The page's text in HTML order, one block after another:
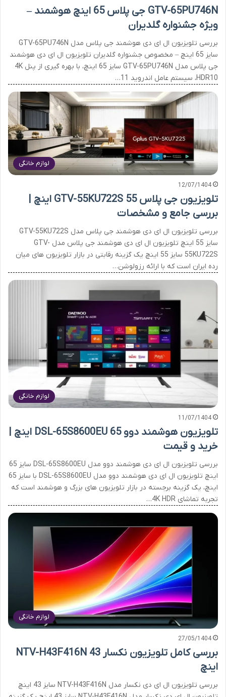
GTV-65PU746N جی پلاس 65 اینچ هوشمند –
ویژه جشنواره گلدیران
بررسی تلویزیون ال ای دی هوشمند جی پلاس مدل GTV-65PU746N
سایز 65 اینچ – مخصوص جشنواره گلدیران تلویزیون ال ای دی هوشمند
جی پلاس مدل GTV-65PU746N سایز 65 اینچ، با بهره گیری از پنل 4K
HDR10، سیستم عامل اندروید 11…
لوازم خانگی
12/07/1404
تلویزیون جی پلاس GTV-55KU722S 55 اینچ |
بررسی جامع و مشخصات
بررسی تلویزیون ال ای دی هوشمند جی پلاس مدل GTV-55KU722S
سایز 55 اینچ تلویزیون ال ای دی هوشمند جی پلاس مدل GTV-
55KU722S سایز 55 اینچ یک گزینه رقابتی در بازار تلویزیون های میان
رده ایران است که با ارائه رزولوشن…
لوازم خانگی
11/07/1404
تلویزیون هوشمند دوو DSL-65S8600EU 65 اینچ |
خرید و قیمت
بررسی تلویزیون ال ای دی هوشمند دوو مدل DSL-65S8600EU سایز 65
اینچ تلویزیون ال ای دی هوشمند دوو مدل DSL-65S8600EU با سایز 65
اینچ، یک گزینه برجسته در بازار تلویزیون های بزرگ و هوشمند است که
تجربه تماشای 4K HDR…
لوازم خانگی
27/05/1404
بررسی کامل تلویزیون نکسار NTV-H43F416N 43
اینچ
بررسی تلویزیون ال ای دی نکسار مدل NTV-H43F416N سایز 43 اینچ